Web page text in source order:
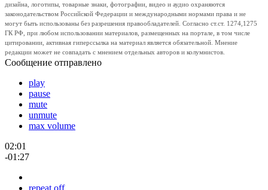
дизайна, логотипы, товарные знаки, фотографии, видео и аудио охраняются
законодательством Российской Федерации и международными нормами права и не
могут быть использованы без разрешения правообладателей. Согласно ст.ст. 1274,1275
ГК РФ, при любом использовании материалов, размещенных на портале, в том числе
цитировании, активная гиперссылка на материал является обязательной. Мнение
редакции может не совпадать с мнением отдельных авторов и колумнистов.
Сообщение отправлено
play
pause
mute
unmute
max volume
02:01
-01:27
repeat off